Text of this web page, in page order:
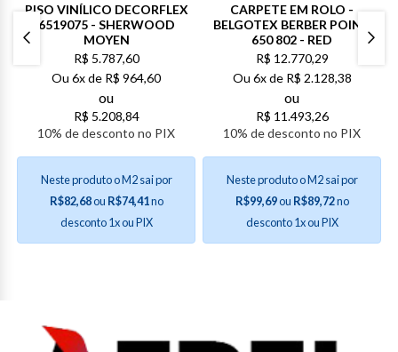
PISO VINÍLICO DECORFLEX
6519075 - SHERWOOD
MOYEN
R$ 5.787,60
Ou 6x de R$ 964,60
ou
R$ 5.208,84
10% de desconto no PIX
Neste produto o M2 sai por
R$82,68ou R$74,41no
desconto 1x ou PIX
CARPETE EM ROLO -
BELGOTEX BERBER POINT
650 802 - RED
R$ 12.770,29
Ou 6x de R$ 2.128,38
ou
R$ 11.493,26
10% de desconto no PIX
Neste produto o M2 sai por
R$99,69ou R$89,72no
desconto 1x ou PIX